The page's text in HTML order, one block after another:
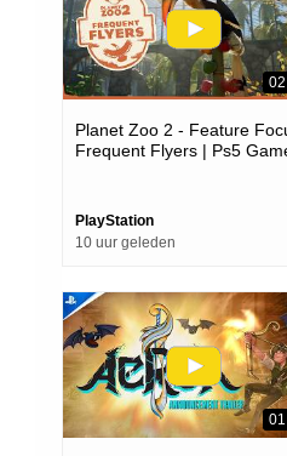
Planet Zoo 2 - Feature
Frequent Flyers | Ps5
PlayStation
10 uur geleden